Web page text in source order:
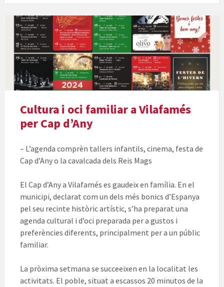
Cultura i oci familiar a Vilafamés
per Cap d’Any
– L’agenda comprèn tallers infantils, cinema, festa de
Cap d’Any o la cavalcada dels Reis Mags
El Cap d’Any a Vilafamés es gaudeix en família. En el
municipi, declarat com un dels més bonics d’Espanya
pel seu recinte històric artístic, s’ha preparat una
agenda cultural i d’oci preparada per a gustos i
preferències diferents, principalment per a un públic
familiar.
La pròxima setmana se succeeixen en la localitat les
activitats. El poble, situat a escassos 20 minutos de la